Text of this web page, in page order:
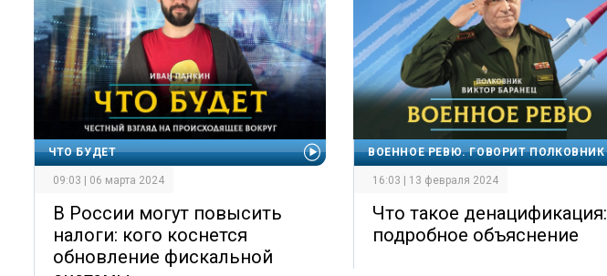
ЧТО БУДЕТ
09:03 | 06 марта 2024
В России могут повысить
налоги: кого коснется
обновление фискальной
ВОЕННОЕ РЕВЮ. ГОВОРИТ ПОЛКОВНИК
16:03 | 13 февраля 2024
Что такое денацификация:
подробное объяснение